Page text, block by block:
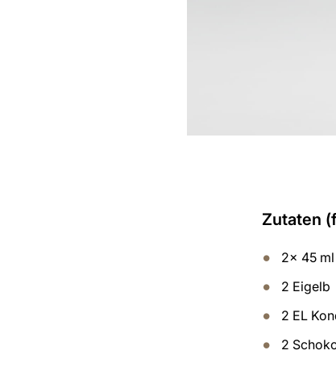
Zutaten
2x 45
2 Eigelb
2 EL
2